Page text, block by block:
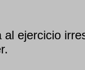
al ejercicio